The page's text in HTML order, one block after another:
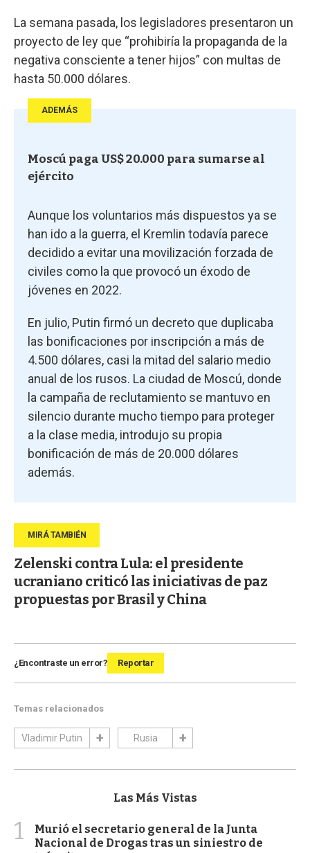
La semana pasada, los legisladores presentaron un
proyecto de ley que “prohibiría la propaganda de la
negativa consciente a tener hijos” con multas de
hasta 50.000 dólares.
ADEMÁS
Moscú paga US$ 20.000 para sumarse al
ejército
Aunque los voluntarios más dispuestos ya se
han ido a la guerra, el Kremlin todavía parece
decidido a evitar una movilización forzada de
civiles como la que provocó un éxodo de
jóvenes en 2022.
En julio, Putin firmó un decreto que duplicaba
las bonificaciones por inscripción a más de
4.500 dólares, casi la mitad del salario medio
anual de los rusos. La ciudad de Moscú, donde
la campaña de reclutamiento se mantuvo en
silencio durante mucho tiempo para proteger
a la clase media, introdujo su propia
bonificación de más de 20.000 dólares
además.
Zelenski contra Lula: el presidente
ucraniano criticó las iniciativas de paz
propuestas por Brasil y China
¿Encontraste un error? Reportar
Temas relacionados
Vladimir Putin Rusia
Las Más Vistas
1
Murió el secretario general de la Junta
Nacional de Drogas tras un siniestro de